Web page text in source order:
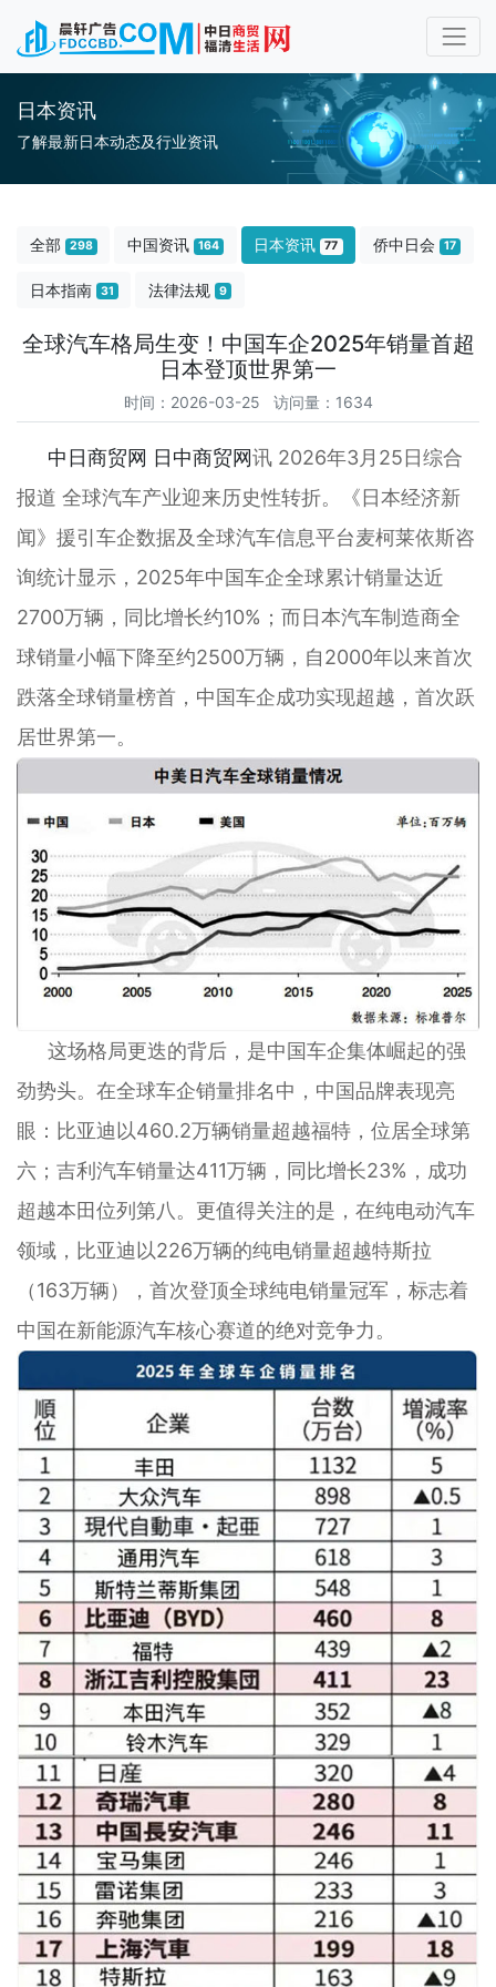
日本资讯
了解最新日本动态及行业资讯
全部 298 中国资讯 164 日本资讯 77 侨中日会 17
日本指南 31 法律法规 9
全球汽车格局生变！中国车企2025年销量首超
日本登顶世界第一
时间：2026-03-25 访问量：1634
中日商贸网 日中商贸网讯 2026年3月25日综合
报道 全球汽车产业迎来历史性转折。《日本经济新
闻》援引车企数据及全球汽车信息平台麦柯莱依斯咨
询统计显示，2025年中国车企全球累计销量达近
2700万辆，同比增长约10%；而日本汽车制造商全
球销量小幅下降至约2500万辆，自2000年以来首次
跌落全球销量榜首，中国车企成功实现超越，首次跃
居世界第一。
这场格局更迭的背后，是中国车企集体崛起的强
劲势头。在全球车企销量排名中，中国品牌表现亮
眼：比亚迪以460.2万辆销量超越福特，位居全球第
六；吉利汽车销量达411万辆，同比增长23%，成功
超越本田位列第八。更值得关注的是，在纯电动汽车
领域，比亚迪以226万辆的纯电销量超越特斯拉
（163万辆），首次登顶全球纯电销量冠军，标志着
中国在新能源汽车核心赛道的绝对竞争力。